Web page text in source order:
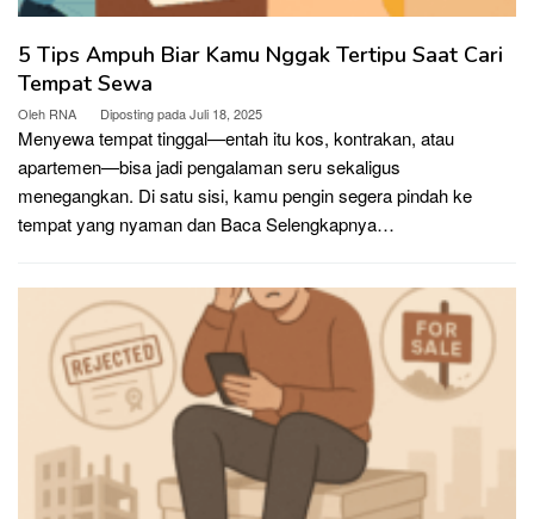
5 Tips Ampuh Biar Kamu Nggak Tertipu Saat Cari
Tempat Sewa
Oleh RNA Diposting padaJuli 18, 2025
Menyewa tempat tinggal—entah itu kos, kontrakan, atau
apartemen—bisa jadi pengalaman seru sekaligus
menegangkan. Di satu sisi, kamu pengin segera pindah ke
tempat yang nyaman dan Baca Selengkapnya…